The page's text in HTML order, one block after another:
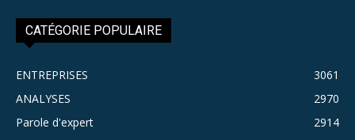
CATÉGORIE POPULAIRE
ENTREPRISES
3061
ANALYSES
2970
Parole d'expert
2914